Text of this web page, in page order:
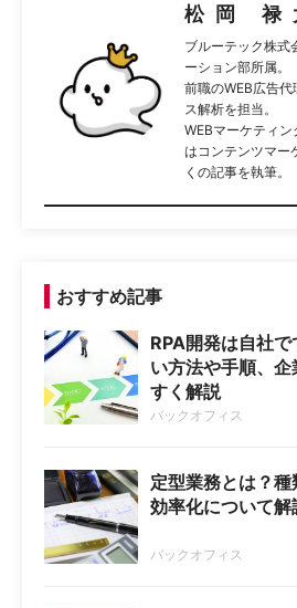
松岡 禄
ブルーテック株式
ーション部所属。
前職のWEB広告
ス解析を担当。
WEBマーケティ
はコンテンツマー
くの記事を執筆。
おすすめ記事
RPA開発は自社
い方法や手順、
すく解説
バックオフィス
定型業務とは？
効率化について解
バックオフィス